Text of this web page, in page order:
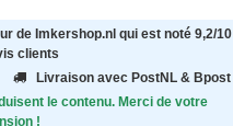
de Imkershop.nl qui est noté 9,2/10
clients
Livraison avec PostNL & Bpost
le contenu. Merci de votre
!